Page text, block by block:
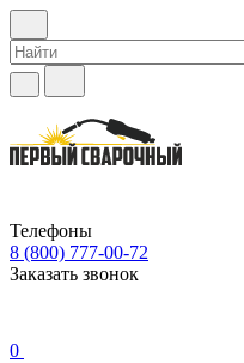
Телефоны
8 (800) 777-00-72
Заказать звонок
0